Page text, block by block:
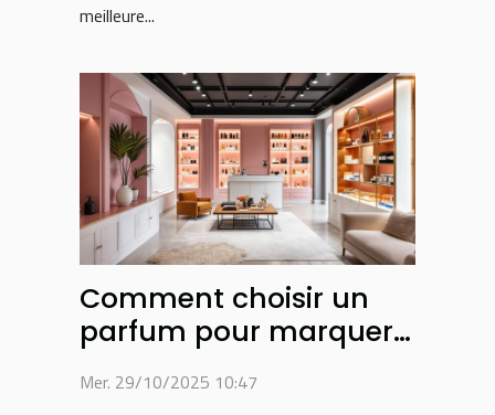
meilleure...
Comment choisir un
parfum pour marquer
Mer. 29/10/2025 10:47